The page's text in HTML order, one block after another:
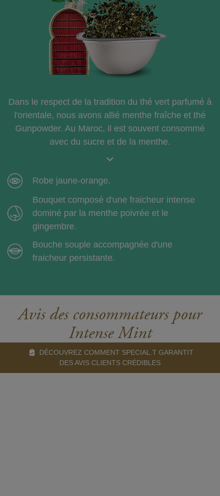
Dans le respect de la tradition du thé vert parfumé à
l'orientale, nous avons allié menthe fraîche et thé
Gunpowder. Au Maroc, il est souvent consommé
avec du sucre et de la menthe.
Robe jaune-orange.
Bouquet composé d'une fraicheur intense
dominé par la menthe poivrée et le
gingembre.
Bouche souple accompagnée d'une
fraicheur persistante.
Avis des consommateurs pour
Intense Mint
DÉCOUVREZ COMMENT SPECIAL.T GARANTIT
DES AVIS CLIENTS CRÉDIBLES